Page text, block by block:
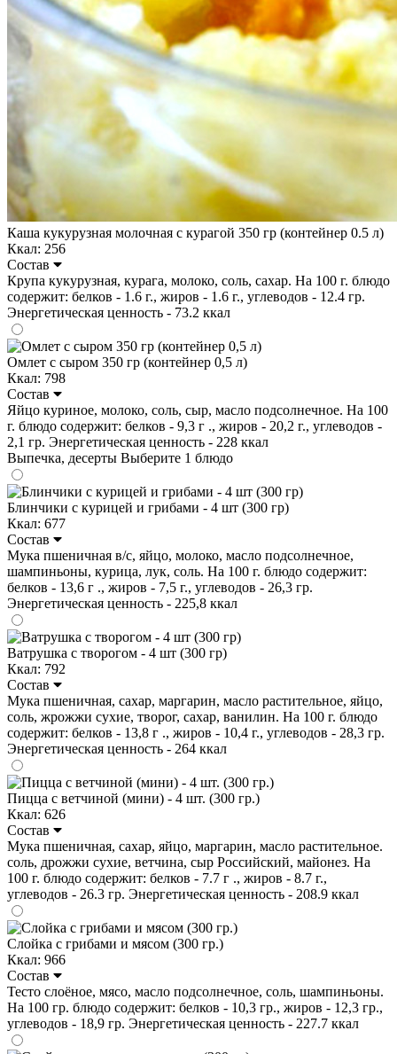
Каша кукурузная молочная с курагой 350 гр (контейнер 0.5 л)
Ккал: 256
Состав
Крупа кукурузная, курага, молоко, соль, сахар. На 100 г. блюдо
содержит: белков - 1.6 г., жиров - 1.6 г., углеводов - 12.4 гр.
Энергетическая ценность - 73.2 ккал
Омлет с сыром 350 гр (контейнер 0,5 л)
Ккал: 798
Состав
Яйцо куриное, молоко, соль, сыр, масло подсолнечное. На 100
г. блюдо содержит: белков - 9,3 г ., жиров - 20,2 г., углеводов -
2,1 гр. Энергетическая ценность - 228 ккал
Выпечка, десерты Выберите 1 блюдо
Блинчики с курицей и грибами - 4 шт (300 гр)
Ккал: 677
Состав
Мука пшеничная в/с, яйцо, молоко, масло подсолнечное,
шампиньоны, курица, лук, соль. На 100 г. блюдо содержит:
белков - 13,6 г ., жиров - 7,5 г., углеводов - 26,3 гр.
Энергетическая ценность - 225,8 ккал
Ватрушка с творогом - 4 шт (300 гр)
Ккал: 792
Состав
Мука пшеничная, сахар, маргарин, масло растительное, яйцо,
соль, жрожжи сухие, творог, сахар, ванилин. На 100 г. блюдо
содержит: белков - 13,8 г ., жиров - 10,4 г., углеводов - 28,3 гр.
Энергетическая ценность - 264 ккал
Пицца с ветчиной (мини) - 4 шт. (300 гр.)
Ккал: 626
Состав
Мука пшеничная, сахар, яйцо, маргарин, масло растительное.
соль, дрожжи сухие, ветчина, сыр Российский, майонез. На
100 г. блюдо содержит: белков - 7.7 г ., жиров - 8.7 г.,
углеводов - 26.3 гр. Энергетическая ценность - 208.9 ккал
Слойка с грибами и мясом (300 гр.)
Ккал: 966
Состав
Тесто слоёное, мясо, масло подсолнечное, соль, шампиньоны.
На 100 гр. блюдо содержит: белков - 10,3 гр., жиров - 12,3 гр.,
углеводов - 18,9 гр. Энергетическая ценность - 227.7 ккал